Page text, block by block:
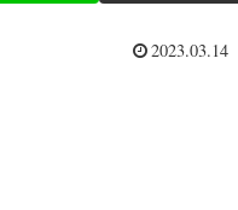
2023.03.14